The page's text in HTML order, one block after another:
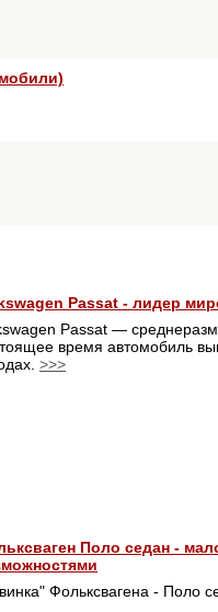
Passat - лидер
Passat —
время автомобиль
>>>
Поло седан -
Фольксвагена - Поло